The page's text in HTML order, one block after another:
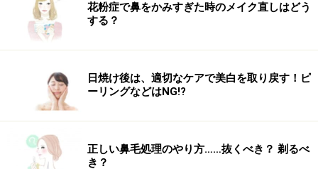
美しい瞳をつくる「桑の葉」
さまざまなパワーを秘めた桑の葉
一方、桑の葉は乾燥したものが「桑葉（そうよう）」と
花粉症で鼻をかみすぎた時のメイク直しはどう
する？
日焼け後は、適切なケアで美白を取り戻す！ピ
ーリングなどはNG!?
正しい鼻毛処理のやり方……抜くべき？ 剃るべ
き？